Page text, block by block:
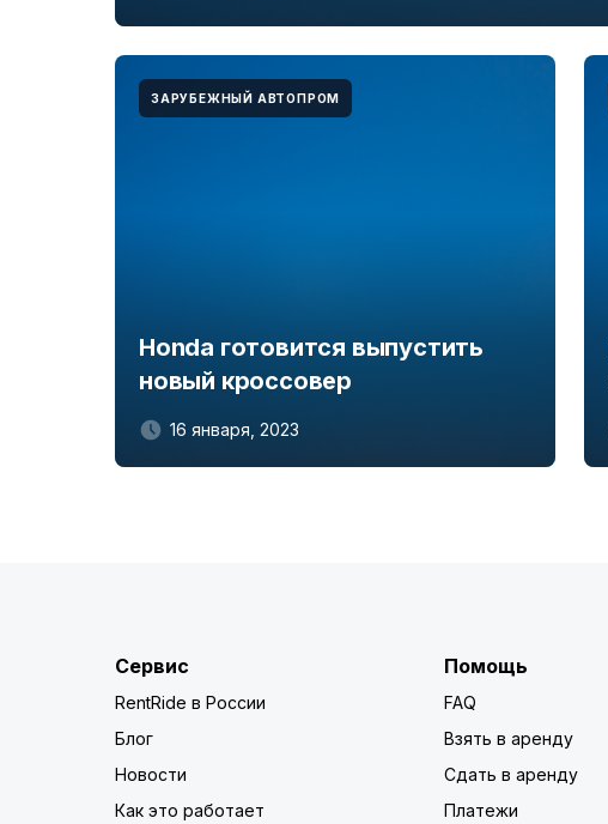
ЗАРУБЕЖНЫЙ АВТОПРОМ
Honda готовится выпустить
новый кроссовер
16 января, 2023
Сервис
RentRide в России
Блог
Новости
Как это работает
Помощь
FAQ
Взять в аренду
Сдать в аренду
Платежи